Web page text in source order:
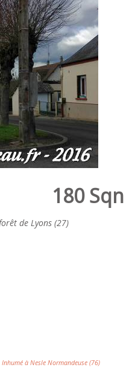
180 Sqn
de Lyons (27)
Inhumé à Nesle Normandeuse (76)